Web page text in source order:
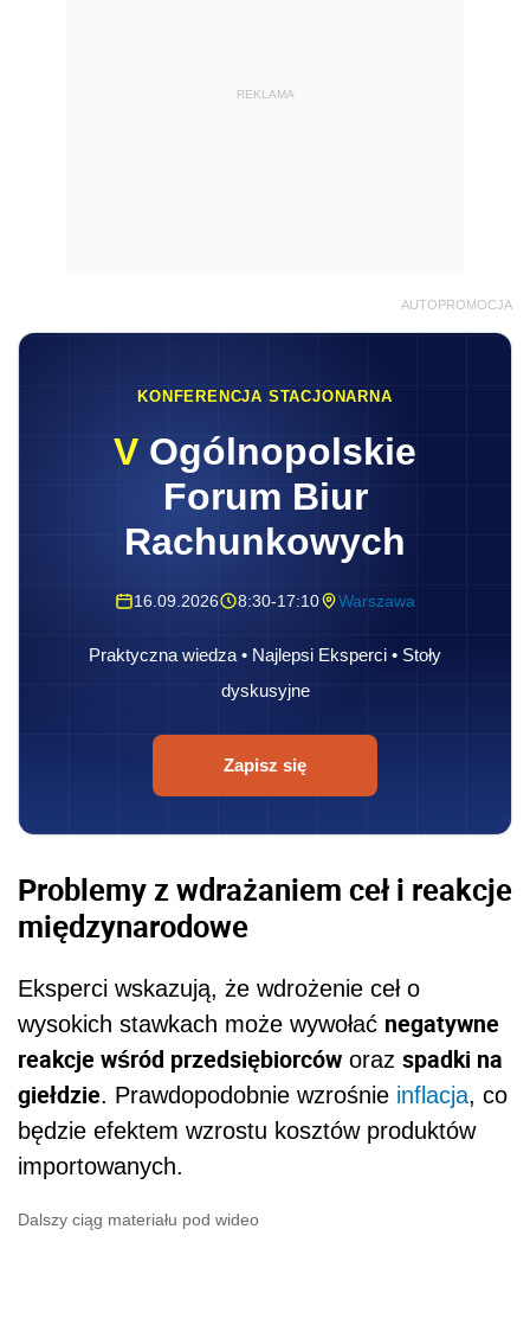
REKLAMA
AUTOPROMOCJA
KONFERENCJA STACJONARNA
V Ogólnopolskie
Forum Biur
Rachunkowych
16.09.2026 8:30-17:10 Warszawa
Praktyczna wiedza • Najlepsi Eksperci • Stoły
dyskusyjne
Zapisz się
Problemy z wdrażaniem ceł i reakcje
międzynarodowe
Eksperci wskazują, że wdrożenie ceł o
wysokich stawkach może wywołać negatywne
reakcje wśród przedsiębiorców oraz spadki na
giełdzie. Prawdopodobnie wzrośnie inflacja, co
będzie efektem wzrostu kosztów produktów
importowanych.
Dalszy ciąg materiału pod wideo